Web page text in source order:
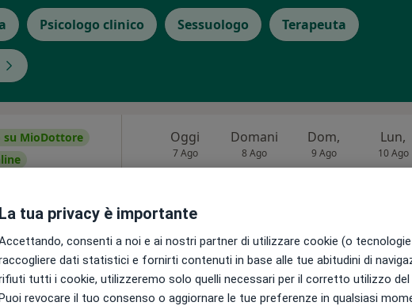
Psicologo clinico Sessuologo Terapeuta
MioDottore
Oggi
7 Ago
Domani
8 Ago
Dom,
9 Ago
Lun,
10 Ago
Non ci sono agende disponibili!
Chiedi di attivare le prenotazioni online
La tua privacy è importante
consenti a noi e ai nostri partner di utilizzare cookie (o
dati statistici e fornirti contenuti in base alle tue abitudini di
tutti i cookie, utilizzeremo solo quelli necessari per il corretto utilizzo
revocare il tuo consenso o aggiornare le tue preferenze in qualsiasi